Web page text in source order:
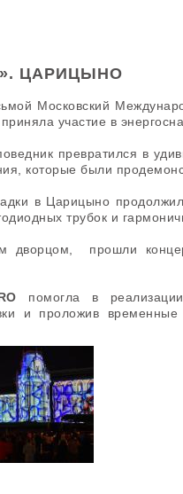
ЦАРИЦЫНО
Московский
участие в
превратился в
которые были
в Царицыно
трубок и
прошли
помогла в реализации
и проложив временные